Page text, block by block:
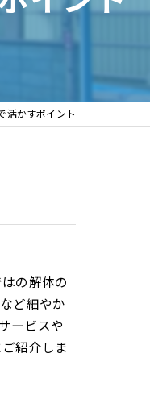
活かすポイント
の解体の
ど細やか
ービスや
紹介しま